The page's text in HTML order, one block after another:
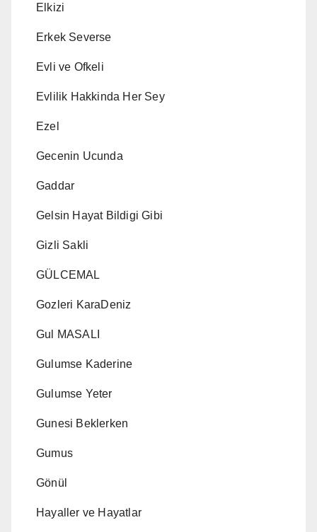
Elkizi
Erkek Severse
Evli ve Ofkeli
Evlilik Hakkinda Her Sey
Ezel
Gecenin Ucunda
Gaddar
Gelsin Hayat Bildigi Gibi
Gizli Sakli
GÜLCEMAL
Gozleri KaraDeniz
Gul MASALI
Gulumse Kaderine
Gulumse Yeter
Gunesi Beklerken
Gumus
Gönül
Hayaller ve Hayatlar